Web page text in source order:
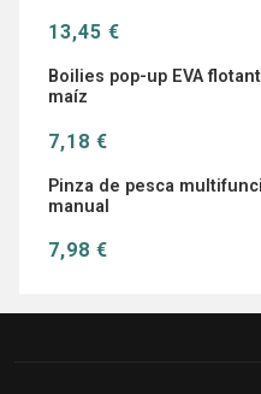
13,45 €
Boilies pop-up EVA
maíz
7,18 €
Pinza de pesca
manual
7,98 €